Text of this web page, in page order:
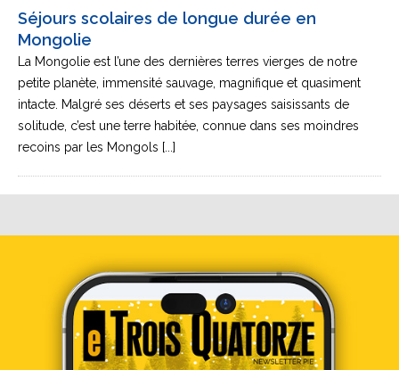
Séjours scolaires de longue durée en
Mongolie
La Mongolie est l’une des dernières terres vierges de notre
petite planète, immensité sauvage, magnifique et quasiment
intacte. Malgré ses déserts et ses paysages saisissants de
solitude, c’est une terre habitée, connue dans ses moindres
recoins par les Mongols [...]